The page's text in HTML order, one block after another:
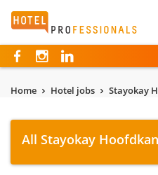
Hotelprofessionals
Home Hotel jobs Stayokay
All Stayokay